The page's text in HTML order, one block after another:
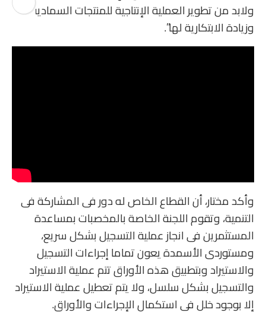
ولابد من تطوير العملية الإنتاجية للمنتجات السمادية
وزيادة الابتكارية لها”.
وأكد مختار، أن القطاع الخاص له دور فى المشاركة فى
التنمية، وتقوم اللجنة الخاصة بالمخصبات بمساعدة
المستثمرين فى انجاز عملية التسجيل بشكل سريع،
ومستوردى الأسمدة يعون تماما إجراءات التسجيل
والاستيراد وبتطبيق هذه الأوراق تتم عملية الاستيراد
والتسجيل بشكل سلسل، ولا يتم تعطيل عملية الاستيراد
إلا بوجود خلل فى استكمال الإجراءات والأوراق.